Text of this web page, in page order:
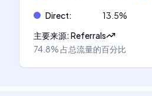
Direct: 13.5%
主要来源:Referrals
74.8%占总流量的百分比